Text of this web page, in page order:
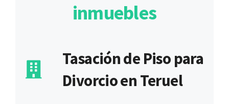
inmuebles
Tasación de Piso para
Divorcio en Teruel